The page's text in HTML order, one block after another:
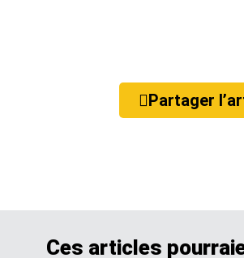
Partager
Ces articles